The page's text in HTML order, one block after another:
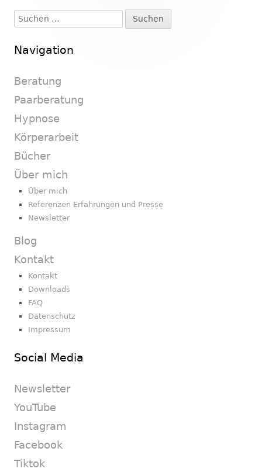
Seitenleiste
Suchen
nach:
Navigation
Beratung
Paarberatung
Hypnose
Körperarbeit
Bücher
Über mich
Über mich
Referenzen Erfahrungen und Presse
Newsletter
Blog
Kontakt
Kontakt
Downloads
FAQ
Datenschutz
Impressum
Social Media
Newsletter
YouTube
Instagram
Facebook
Tiktok